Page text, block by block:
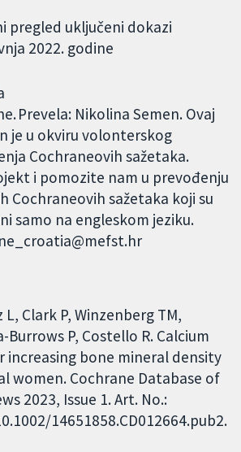
pregled uključeni dokazi
2022. godine
Prevela: Nikolina Semen. Ovaj
je u okviru volonterskog
Cochraneovih sažetaka.
i pomozite nam u prevođenju
Cochraneovih sažetaka koji su
samo na engleskom jeziku.
Clark P, Winzenberg TM,
Burrows P, Costello R. Calcium
increasing bone mineral density
women. Cochrane Database of
2023, Issue 1. Art. No.:
14651858.CD012664.pub2.